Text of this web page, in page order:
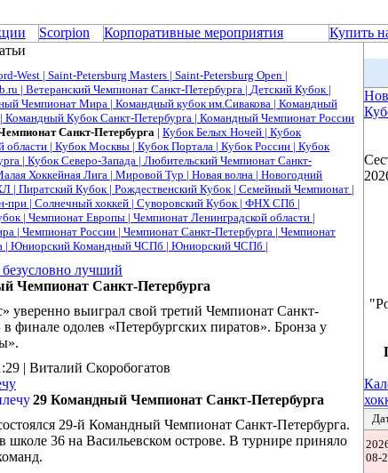
Scorpion Корпоративные мероприятия Купить
West | Saint-Petersburg Masters | Saint-Petersburg Open |
| Ветеранский Чемпионат Санкт-Петербурга | Детский Кубок |
Чемпионат Мира | Командный кубок им.Сивакова | Командный
Командный Кубок Санкт-Петербурга | Командный Чемпионат России
Санкт-Петербурга | Кубок Белых Ночей | Кубок
области | Кубок Москвы | Кубок Портала | Кубок России | Кубок
| Кубок Северо-Запада | Любительский Чемпионат Санкт-
Хоккейная Лига | Мировой Тур | Новая волна | Новогодний
| Пиратский Кубок | Рождественский Кубок | Семейный Чемпионат |
при | Солнечный хоккей | Суворовский Кубок | ФНХ СПб |
| Чемпионат Европы | Чемпионат Ленинградской области |
| Чемпионат России | Чемпионат Санкт-Петербурга | Чемпионат
| Юниорский Командный ЧСПб | Юниорский ЧСПб |
лучший
Чемпионат Санкт-Петербурга
уверенно выиграл свой третий Чемпионат Санкт-
в финале одолев «Петербургских пиратов». Бронза у
| Виталий Скоробогатов
29 Командный Чемпионат Санкт-Петербурга
29-й Командный Чемпионат Санкт-Петербурга.
школе 36 на Васильевском острове. В турнире приняло
08-